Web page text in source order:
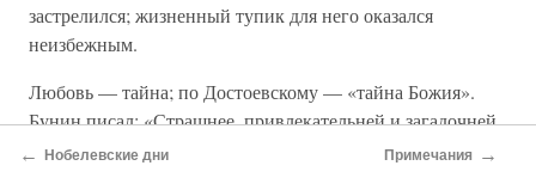
застрелился; жизненный тупик для него оказался
неизбежным.
Любовь — тайна; по Достоевскому — «тайна Божия».
Бунин писал: «Страшнее, привлекательней и загадочней
любви нет ничего ни на небе, ни на земле». Этот
← Нобелевские дни Примечания →